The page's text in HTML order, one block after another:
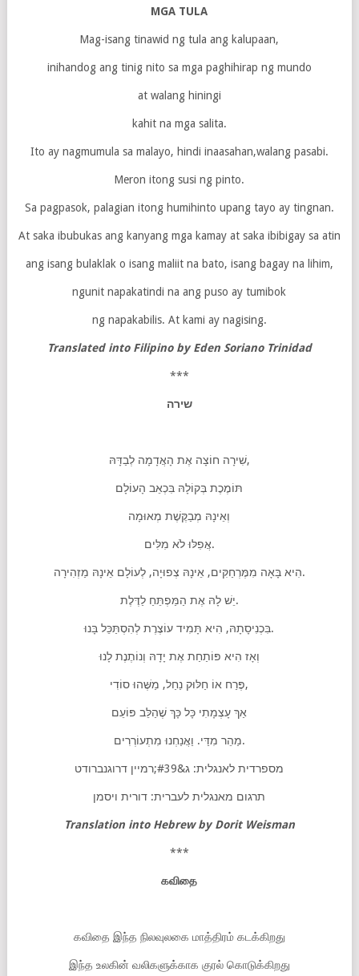
MGA TULA
Mag-isang tinawid ng tula ang kalupaan,
inihandog ang tinig nito sa mga paghihirap ng mundo
at walang hiningi
kahit na mga salita.
Ito ay nagmumula sa malayo, hindi inaasahan,walang pasabi.
Meron itong susi ng pinto.
Sa pagpasok, palagian itong humihinto upang tayo ay tingnan.
At saka ibubukas ang kanyang mga kamay at saka ibibigay sa atin
ang isang bulaklak o isang maliit na bato, isang bagay na lihim,
ngunit napakatindi na ang puso ay tumibok
ng napakabilis. At kami ay nagising.
Translated into Filipino by Eden Soriano Trinidad
***
שירה
שִׁירָה חוֹצָה אֶת הָאֲדָמָה לְבַדָּהּ,
תּוֹמֶכֶת בְּקוֹלָהּ בִּכְאֵב הָעוֹלָם
וְאֵינָהּ מְבַקֶּשֶׁת מְאוּמָה
אֲפִלּוּ לֹא מִלִּים.
הִיא בָּאָה מִמֶּרְחַקִּים, אֵינָהּ צְפוּיָה, לְעוֹלָם אֵינָהּ מַזְהִירָה.
יֵשׁ לָהּ אֶת הַמַּפְתֵּחַ לַדֶּלֶת.
בִּכְנִיסָתָהּ, הִיא תָּמִיד עוֹצֶרֶת לְהִסְתַּכֵּל בָּנוּ.
וְאָז הִיא פּוֹתַחַת אֶת יָדָהּ וְנוֹתֶנֶת לָנוּ
פֶּרַח אוֹ חַלּוּק נַחַל, מַשֶּׁהוּ סוֹדִי,
אַךְ עָצְמָתִי כָּל כָּךְ שֶׁהַלֵּב פּוֹעֵם
מַהֵר מִדַּי. וַאֲנַחְנוּ מִתְעוֹרְרִים.
מספרדית לאנגלית: ג&#39;רמיין דרוגנברודט
תרגום מאנגלית לעברית: דורית ויסמן
Translation into Hebrew by Dorit Weisman
***
கவிதை
கவிதை இந்த நிலவுலகை மாத்திரம் கடக்கிறது
இந்த உலகின் வலிகளுக்காக குரல் கொடுக்கிறது